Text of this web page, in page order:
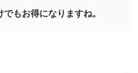
もお得になりますね。